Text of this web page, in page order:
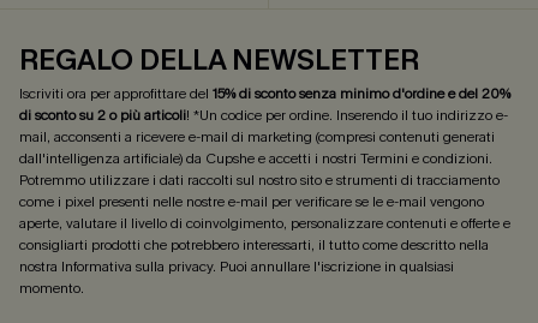
REGALO DELLA NEWSLETTER
Iscriviti ora per approfittare del 15% di sconto senza minimo d'ordine e del 20%
di sconto su 2 o più articoli! *Un codice per ordine. Inserendo il tuo indirizzo e-
mail, acconsenti a ricevere e-mail di marketing (compresi contenuti generati
dall'intelligenza artificiale) da Cupshe e accetti i nostri Termini e condizioni.
Potremmo utilizzare i dati raccolti sul nostro sito e strumenti di tracciamento
come i pixel presenti nelle nostre e-mail per verificare se le e-mail vengono
aperte, valutare il livello di coinvolgimento, personalizzare contenuti e offerte e
consigliarti prodotti che potrebbero interessarti, il tutto come descritto nella
nostra Informativa sulla privacy. Puoi annullare l'iscrizione in qualsiasi
momento.